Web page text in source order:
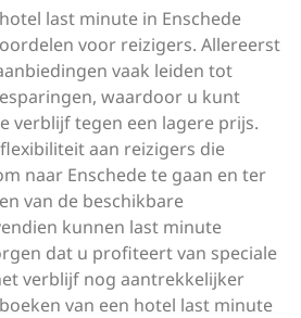
last minute in Enschede
voor reizigers. Allereerst
vaak leiden tot
waardoor u kunt
verblijf tegen een lagere prijs.
aan reizigers die
naar Enschede te gaan en ter
van de beschikbare
kunnen last minute
dat u profiteert van speciale
verblijf nog aantrekkelijker
van een hotel last minute